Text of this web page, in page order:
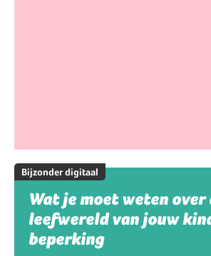
Bijzonder digitaal
Wat je moet weten
leefwereld van jouw
beperking